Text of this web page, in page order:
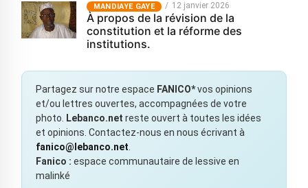
MANDIAYE GAYE 12 janvier 2026
À propos de la révision de la
constitution et la réforme des
institutions.
Partagez sur notre espace FANICO*vos opinions
et/ou lettres ouvertes, accompagnées de votre
photo.
Lebanco.net reste ouvert à toutes les idées
et opinions. Contactez-nous en nous écrivant à
fanico@lebanco.net
Fanico : espace communautaire de lessive en
malinké